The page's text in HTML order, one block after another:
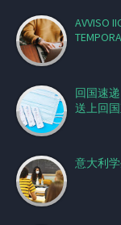
AVVISO
回国速
送上回
意大利